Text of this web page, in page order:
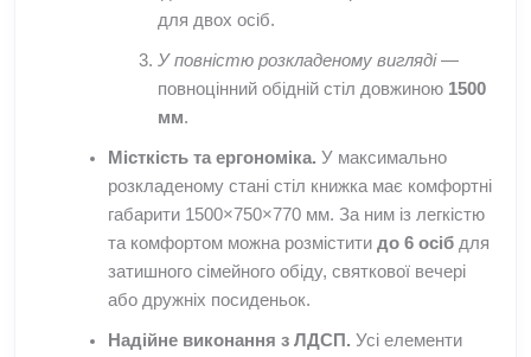
для двох осіб.
У повністю розкладеному вигляді—
повноцінний обідній стіл довжиною 1500
мм.
Місткість та ергономіка. У максимально
розкладеному стані стіл книжка має комфортні
габарити 1500×750×770 мм. За ним із легкістю
та комфортом можна розміститидо 6 осіб для
затишного сімейного обіду, святкової вечері
або дружніх посиденьок.
Надійне виконання з ЛДСП. Усі елементи